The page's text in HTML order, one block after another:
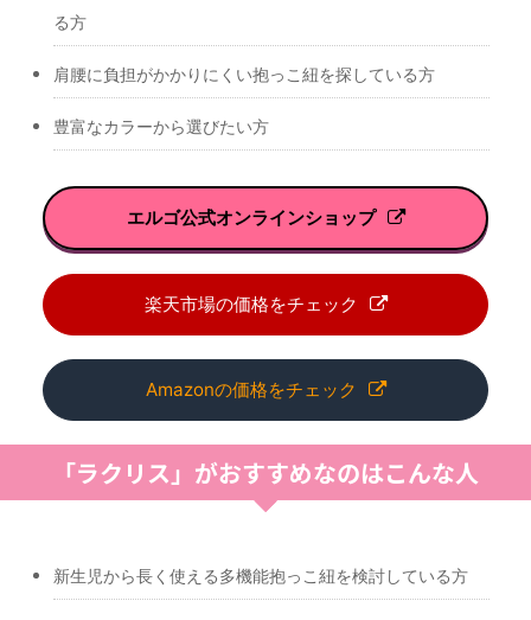
る方
肩腰に負担がかかりにくい抱っこ紐を探している方
豊富なカラーから選びたい方
エルゴ公式オンラインショップ
楽天市場の価格をチェック
Amazonの価格をチェック
「ラクリス」がおすすめなのはこんな人
新生児から長く使える多機能抱っこ紐を検討している方